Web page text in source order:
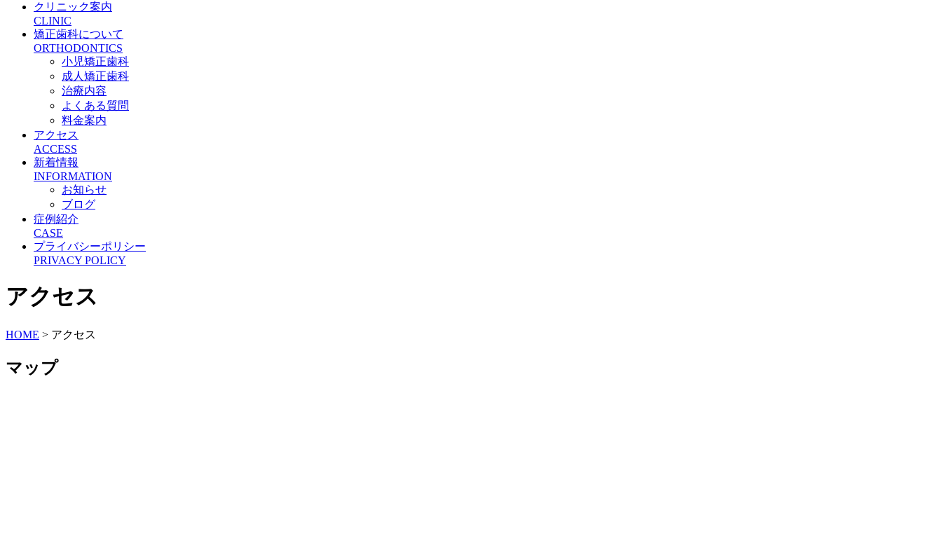
クリニック案内
CLINIC
矯正歯科について
ORTHODONTICS
小児矯正歯科
成人矯正歯科
治療内容
よくある質問
料金案内
アクセス
ACCESS
新着情報
INFORMATION
お知らせ
ブログ
症例紹介
CASE
プライバシーポリシー
PRIVACY POLICY
アクセス
HOME > アクセス
マップ